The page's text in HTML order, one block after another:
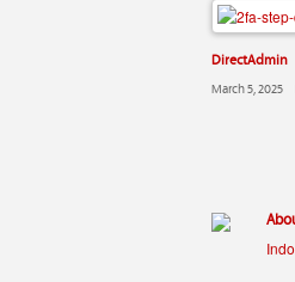
DirectAdmin
March 5, 2025